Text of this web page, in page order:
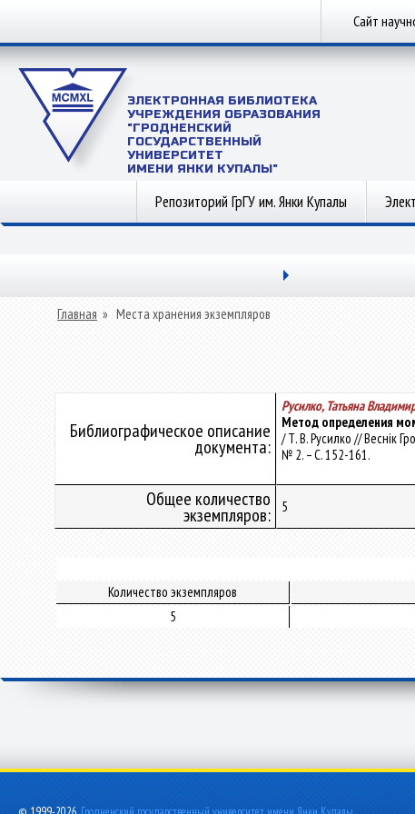
Сайт
ЭЛЕКТРОННАЯ БИБЛИОТЕКА
УЧРЕЖДЕНИЯ ОБРАЗОВАНИЯ
"ГРОДНЕНСКИЙ
ГОСУДАРСТВЕННЫЙ
УНИВЕРСИТЕТ
ИМЕНИ ЯНКИ КУПАЛЫ"
Репозиторий ГрГУ им. Янки Купалы
Главная » Места хранения экземпляров
Библиографическое описание
документа:
Русилко, Татьяна
Метод определения
/ Т. В. Русилко // Веснік
№ 2. – С. 152-161.
Общее количество
экземпляров: 5
Количество экземпляров
5